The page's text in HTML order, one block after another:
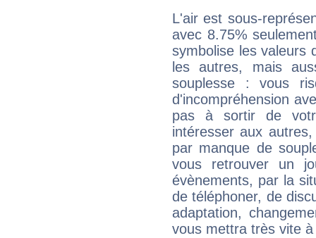
L'air est sous-
avec 8.75%
symbolise les valeurs
les autres, mais
souplesse : vous
d'incompréhension
pas à sortir de
intéresser aux
par manque de
vous retrouver un
évènements, par la
de téléphoner, de
adaptation,
vous mettra très vite